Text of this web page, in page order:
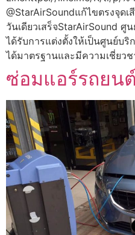
@StarAirSoundแก้ไขตรงจุด
วันเดียวเสร็จStarAirSound
ได้รับการแต่งตั้งให้เป็นศูนย์บริ
ได้มาตรฐานและมีความเชี่ยว
ซ่อมแอร์รถยน